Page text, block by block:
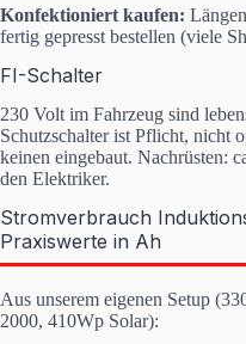
Konfektioniert kaufen:
fertig gepresst bestellen (viele
FI-Schalter
230 Volt im Fahrzeug sind
Schutzschalter ist Pflicht, nicht
keinen eingebaut. Nachrüsten:
den Elektriker.
Stromverbrauch
Praxiswerte in Ah
Aus unserem eigenen Setup
2000, 410Wp Solar):